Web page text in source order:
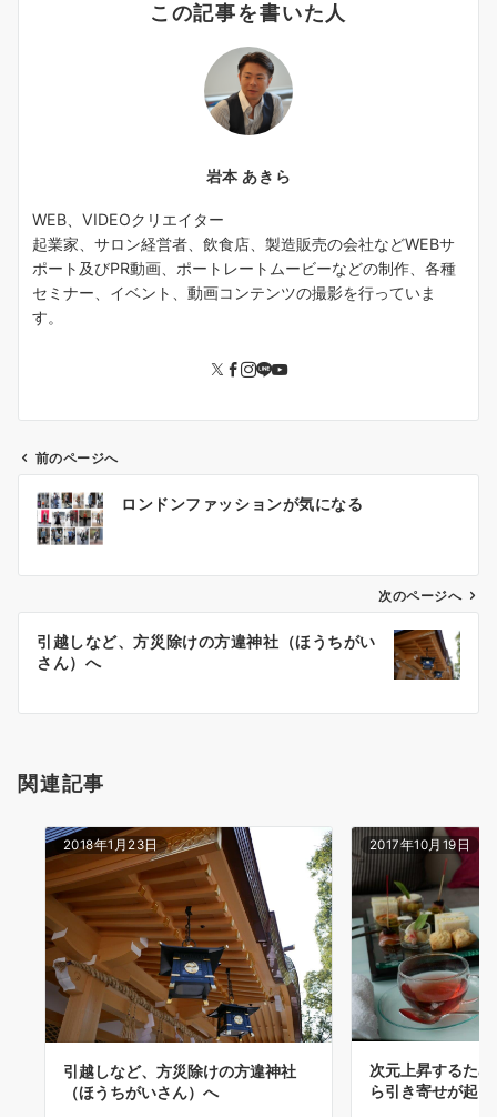
この記事を書いた人
岩本 あきら
WEB、VIDEOクリエイター
起業家、サロン経営者、飲食店、製造販売の会社などWEBサ
ポート及びPR動画、ポートレートムービーなどの制作、各種
セミナー、イベント、動画コンテンツの撮影を行っていま
す。
ン
前のページへ
ロンドンファッションが気になる
次のページへ
引越しなど、方災除けの方違神社（ほうちがい
さん）へ
関連記事
2018年1月23日
引越しなど、方災除けの方違神社
（ほうちがいさん）へ
2017年10月19日
次元上昇するた
ら引き寄せが起